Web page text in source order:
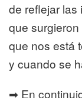
de reflejar las
que
que nos está
y cuando se
➡ En